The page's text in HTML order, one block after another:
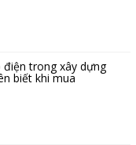
điện trong xây dựng
biết khi mua